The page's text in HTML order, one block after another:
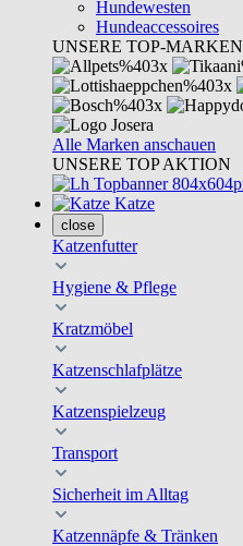
Hundewesten
Hundeaccessoires
UNSERE TOP-MARKEN
Alle Marken anschauen
UNSERE TOP AKTION
Katze
close
Katzenfutter
Hygiene & Pflege
Kratzmöbel
Katzenschlafplätze
Katzenspielzeug
Transport
Sicherheit im Alltag
Katzennäpfe & Tränken